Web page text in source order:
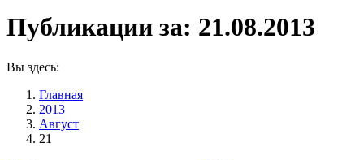
Публикации за: 21.08.2013
Вы здесь:
Главная
2013
Август
21